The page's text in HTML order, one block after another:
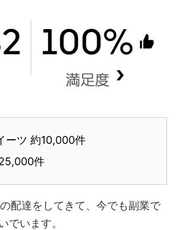
ーツ 約10,000件
件
配達をしてきて、今でも副業で
でいます。